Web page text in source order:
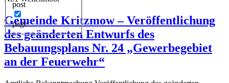
post
page
Gemeinde Kritzmow – Veröffentlichung
des geänderten Entwurfs des
Bebauungsplans Nr. 24 „Gewerbegebiet
an der Feuerwehr“